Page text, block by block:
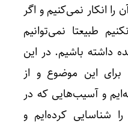
را انکار نمی‌کنیم و اگر
طبیعتا نمی‌توانیم
داشته باشیم. در این
این موضوع و از
و آسیب‌هایی که در
شناسایی کرده‌ایم و